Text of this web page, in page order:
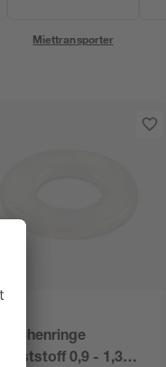
Miettransporter
Fitschenringe
Kunststoff 0,9 - 1,3